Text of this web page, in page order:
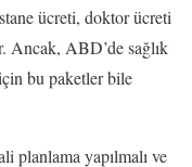
ücreti, doktor ücreti
Ancak, ABD’de sağlık
bu paketler bile
planlama yapılmalı ve